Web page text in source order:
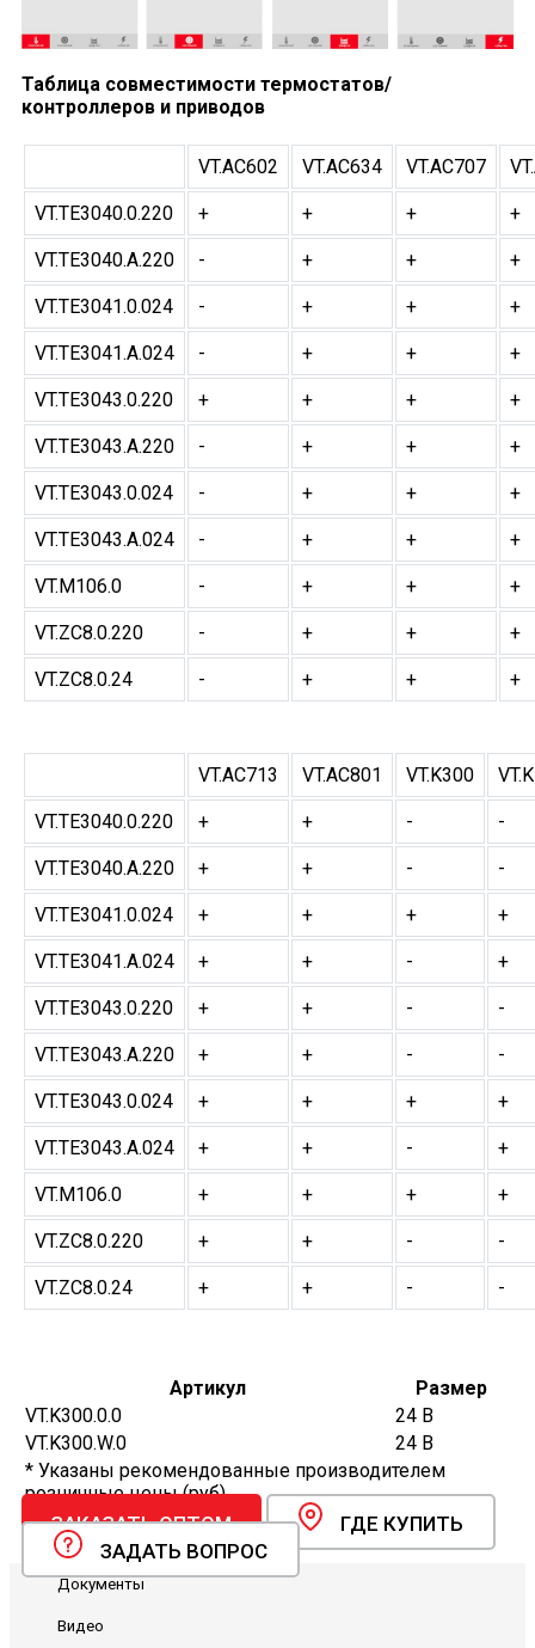
Таблица совместимости термостатов/
контроллеров и приводов
VT.AC602 VT.AC634 VT.AC707
VT.TE3040.0.220 + + + +
VT.TE3040.A.220 - + + +
VT.TE3041.0.024 - + + +
VT.TE3041.A.024 - + + +
VT.TE3043.0.220 + + + +
VT.TE3043.A.220 - + + +
VT.TE3043.0.024 - + + +
VT.TE3043.A.024 - + + +
VT.M106.0 - + + +
VT.ZC8.0.220 - + + +
VT.ZC8.0.24 - + + +
VT.AC713 VT.AC801 VT.K300
VT.TE3040.0.220 + + - -
VT.TE3040.A.220 + + - -
VT.TE3041.0.024 + + + +
VT.TE3041.A.024 + + - +
VT.TE3043.0.220 + + - -
VT.TE3043.A.220 + + - -
VT.TE3043.0.024 + + + +
VT.TE3043.A.024 + + - +
VT.M106.0 + + + +
VT.ZC8.0.220 + + - -
VT.ZC8.0.24 + + - -
Артикул
Размер
VT.K300.0.0
24 В
VT.K300.W.0
24 В
* Указаны рекомендованные производителем
розничные цены (руб).
ЗАКАЗАТЬ ОПТОМ
ГДЕ КУПИТЬ
ЗАДАТЬ ВОПРОС
Документы
Видео